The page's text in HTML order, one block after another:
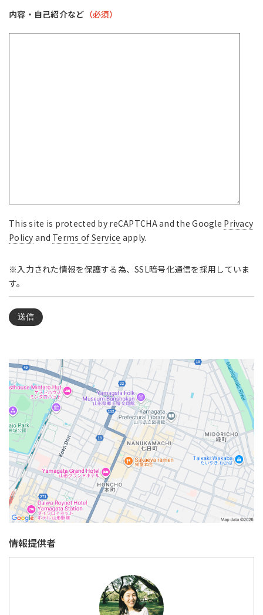
内容・自己紹介など （必須）
This site is protected by reCAPTCHA and the Google Privacy
Policy and Terms of Service apply.
※入力された情報を保護する為、SSL暗号化通信を採用していま
す。
情報提供者